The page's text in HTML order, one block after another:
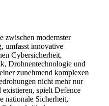
zwischen modernster
umfasst innovative
Cybersicherheit,
Drohnentechnologie und
zunehmend komplexen
nicht mehr nur
spielt Defence
nationale Sicherheit,